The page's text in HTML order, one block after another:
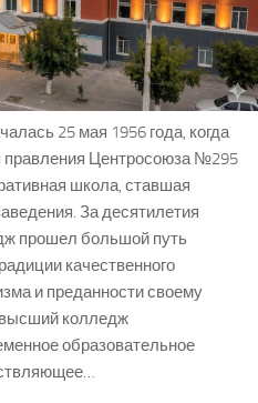
25 мая 1956 года, когда
правления Центросоюза №295
школа, ставшая
За десятилетия
прошел большой путь
качественного
и преданности своему
колледж
образовательное